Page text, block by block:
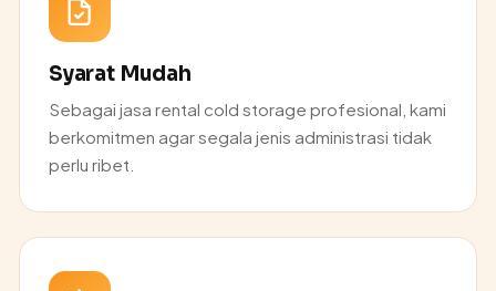
Syarat Mudah
Sebagai jasa rental cold storage profesional, kami
berkomitmen agar segala jenis administrasi tidak
perlu ribet.